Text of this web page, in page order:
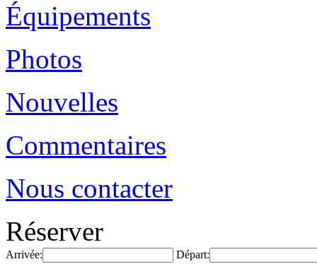
Équipements
Photos
Nouvelles
Commentaires
Nous contacter
Réserver
Arrivée: Départ: